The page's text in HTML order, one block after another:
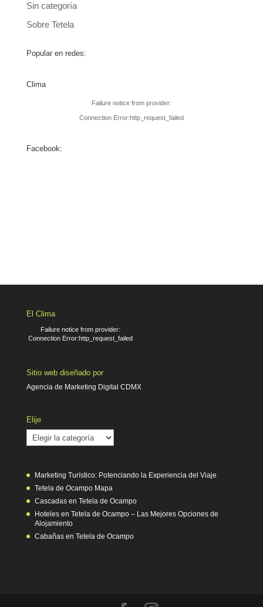
Sin categoría
Sobre Tetela
Popular en redes:
Clima
Failure notice from provider:
Connection Error:http_request_failed
Facebook:
El Clima
Failure notice from provider:
Connection Error:http_request_failed
Sitio web diseñado por
Agencia de Marketing Digital CDMX
Elije
Elije
Marketing Turístico: Potenciando la Experiencia del Viaje
Tetela de Ocampo Mapa
Cascadas en Tetela de Ocampo
Hoteles en Tetela de Ocampo – Las Mejores Opciones de
Alojamiento
Cabañas en Tetela de Ocampo